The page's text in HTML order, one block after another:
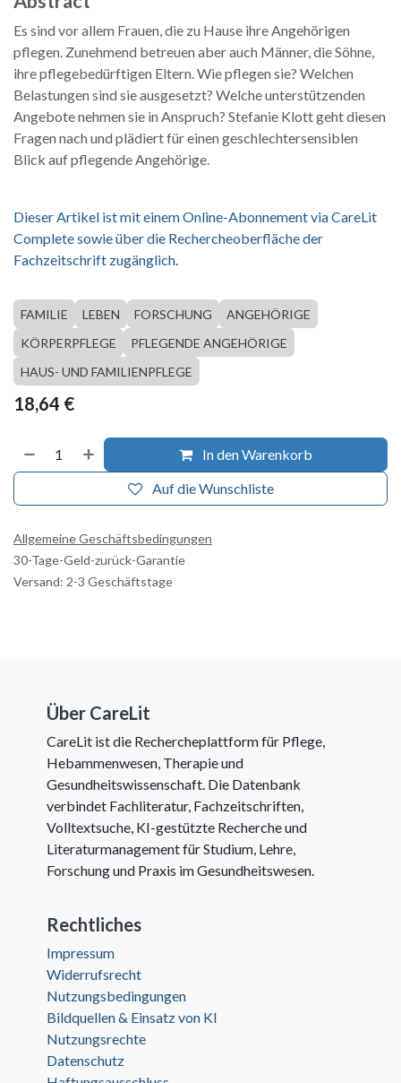
Es sind vor allem Frauen, die zu Hause ihre Angehörigen
pflegen. Zunehmend betreuen aber auch Männer, die Söhne,
ihre pflegebedürftigen Eltern. Wie pflegen sie? Welchen
Belastungen sind sie ausgesetzt? Welche unterstützenden
Angebote nehmen sie in Anspruch? Stefanie Klott geht diesen
Fragen nach und plädiert für einen geschlechtersensiblen
Blick auf pflegende Angehörige.
Dieser Artikel ist mit einem Online-Abonnement via CareLit
Complete sowie über die Rechercheoberfläche der
Fachzeitschrift zugänglich.
FAMILIE LEBEN FORSCHUNG
ANGEHÖRIGE
KÖRPERPFLEGE
PFLEGENDE ANGEHÖRIGE
HAUS- UND FAMILIENPFLEGE
18,64 €
In den Warenkorb
Auf die Wunschliste
Allgemeine Geschäftsbedingungen
30-Tage-Geld-zurück-Garantie
Versand: 2-3 Geschäftstage
Über CareLit
CareLit ist die Rechercheplattform für Pflege,
Hebammenwesen, Therapie und
Gesundheitswissenschaft. Die Datenbank
verbindet Fachliteratur, Fachzeitschriften,
Volltextsuche, KI-gestützte Recherche und
Literaturmanagement für Studium, Lehre,
Forschung und Praxis im Gesundheitswesen.
Rechtliches
Impressum
Widerrufsrecht
Nutzungsbedingungen
Bildquellen & Einsatz von KI
Nutzungsrechte
Datenschutz